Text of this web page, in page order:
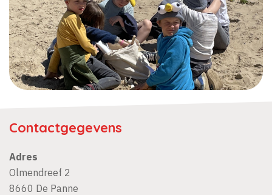
Contactgegevens
Adres
Olmendreef 2
8660 De Panne